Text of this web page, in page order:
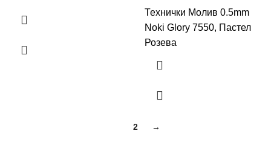
Технички Молив 0.5mm
Noki Glory 7550, Пастел
Розева
2 →